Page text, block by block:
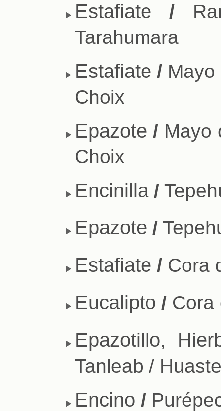
Estafiate
/
Tarahumara
Estafiate /
Choix
Epazote / Mayo
Choix
Encinilla /
Epazote /
Estafiate / Cora
Eucalipto / Cora
Epazotillo,
Tanleab /
Encino /